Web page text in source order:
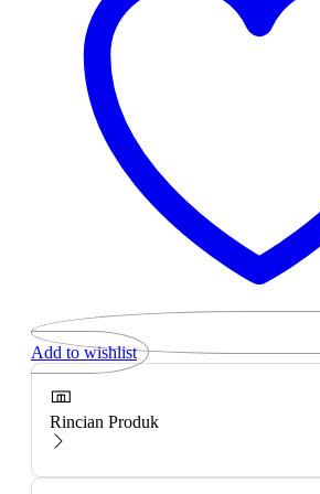
Add to wishlist
Rincian Produk